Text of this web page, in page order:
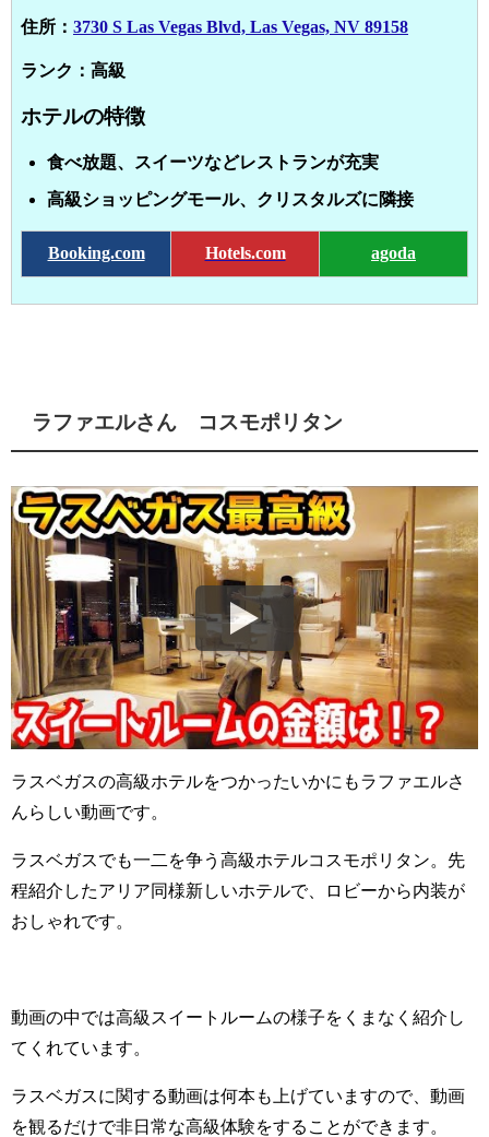
住所： 3730 S Las Vegas Blvd, Las Vegas, NV 89158
ランク：高級
ホテルの特徴
食べ放題、スイーツなどレストランが充実
高級ショッピングモール、クリスタルズに隣接
Booking.com Hotels.com agoda
ラファエルさん コスモポリタン
ラスベガスの高級ホテルをつかったいかにもラファエルさ
んらしい動画です。
ラスベガスでも一二を争う高級ホテルコスモポリタン。先
程紹介したアリア同様新しいホテルで、ロビーから内装が
おしゃれです。
動画の中では高級スイートルームの様子をくまなく紹介し
てくれています。
ラスベガスに関する動画は何本も上げていますので、動画
を観るだけで非日常な高級体験をすることができます。